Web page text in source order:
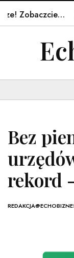
Zobaczcie…
Bez
rekord